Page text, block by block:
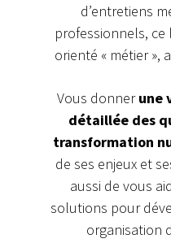
d’entretiens
professionnels,
orienté « métier »,
Vous donnerune
détaillée des
transformation
de ses enjeux et
aussi de vous
solutions pour
organisation